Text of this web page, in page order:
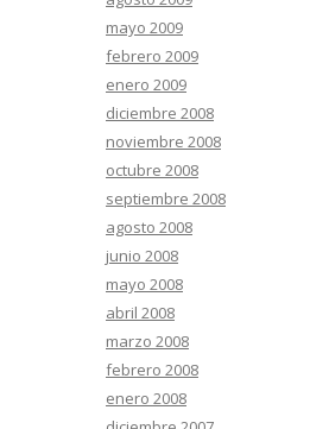
mayo 2009
febrero 2009
enero 2009
diciembre 2008
noviembre 2008
octubre 2008
septiembre 2008
agosto 2008
junio 2008
mayo 2008
abril 2008
marzo 2008
febrero 2008
enero 2008